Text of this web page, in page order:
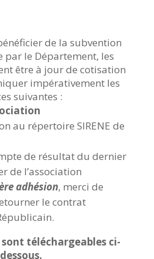
de la subvention
par le Département, les
être à jour de cotisation
impérativement les
suivantes :
au répertoire SIRENE de
de résultat du dernier
de l’association
adhésion, merci de
le contrat
téléchargeables ci-
dessous.